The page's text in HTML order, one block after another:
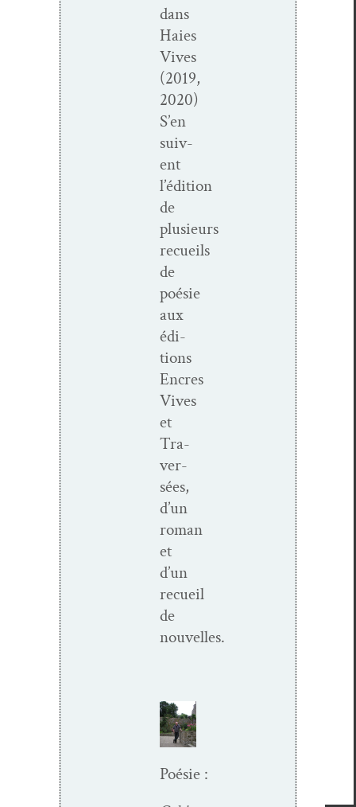
dans
Haies
Vives
(2019,
2020)
S’en
suiv­
ent
l’édition
de
plusieurs
recueils
de
poésie
aux
édi­
tions
Encres
Vives
et
Tra­
ver­
sées,
d’un
roman
et
d’un
recueil
de
nouvelles.
Poésie :